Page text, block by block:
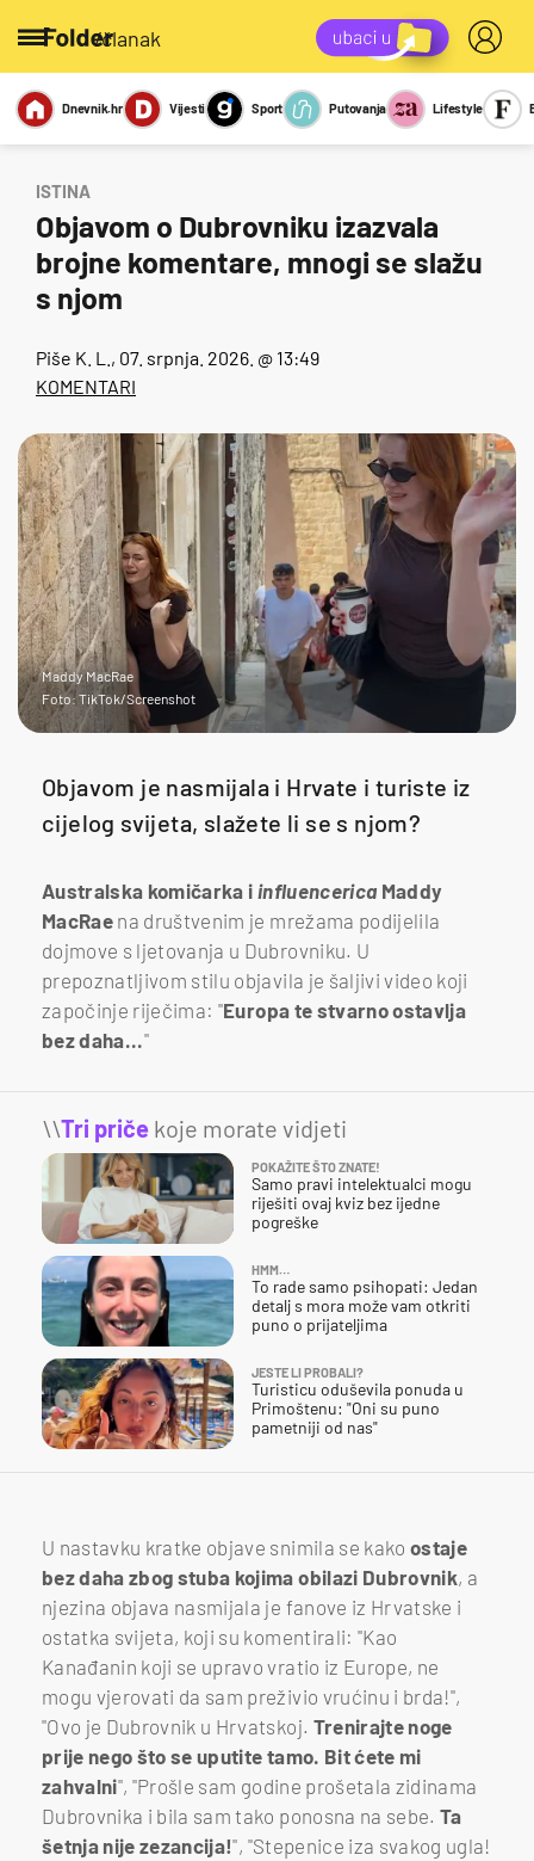
/članak
Miks Kviz
Report
Sexy
Dnevnik.hr Vijesti Sport Putovanja Lifestyle
ISTINA
Objavom o Dubrovniku izazvala
brojne komentare, mnogi se slažu
s njom
Piše K. L. , 07. srpnja. 2026. @ 13:49
KOMENTARI
Maddy MacRae
Foto: TikTok/Screenshot
Objavom je nasmijala i Hrvate i turiste iz
cijelog svijeta, slažete li se s njom?
Australska komičarka i influencerica Maddy
MacRae na društvenim je mrežama podijelila
dojmove s ljetovanja u Dubrovniku. U
prepoznatljivom stilu objavila je šaljivi video koji
započinje riječima: "Europa te stvarno ostavlja
bez daha..."
\\Tri priče koje morate vidjeti
POKAŽITE ŠTO ZNATE!
Samo pravi intelektualci mogu
riješiti ovaj kviz bez ijedne
pogreške
HMM…
To rade samo psihopati: Jedan
detalj s mora može vam otkriti
puno o prijateljima
JESTE LI PROBALI?
Turisticu oduševila ponuda u
Primoštenu: "Oni su puno
pametniji od nas"
U nastavku kratke objave snimila se kako ostaje
bez daha zbog stuba kojima obilazi Dubrovnik, a
njezina objava nasmijala je fanove iz Hrvatske i
ostatka svijeta, koji su komentirali: "Kao
Kanađanin koji se upravo vratio iz Europe, ne
mogu vjerovati da sam preživio vrućinu i brda!",
"Ovo je Dubrovnik u Hrvatskoj. Trenirajte noge
prije nego što se uputite tamo. Bit ćete mi
zahvalni", "Prošle sam godine prošetala zidinama
Dubrovnika i bila sam tako ponosna na sebe. Ta
šetnja nije zezancija!", "Stepenice iza svakog ugla!